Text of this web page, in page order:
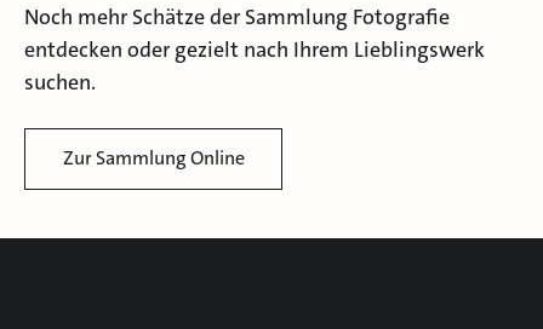
Noch mehr Schätze der Sammlung Fotografie
entdecken oder gezielt nach Ihrem Lieblingswerk
suchen.
Zur Sammlung Online